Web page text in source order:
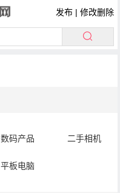
发布 |修改删除
数码产品 二手相机
平板电脑